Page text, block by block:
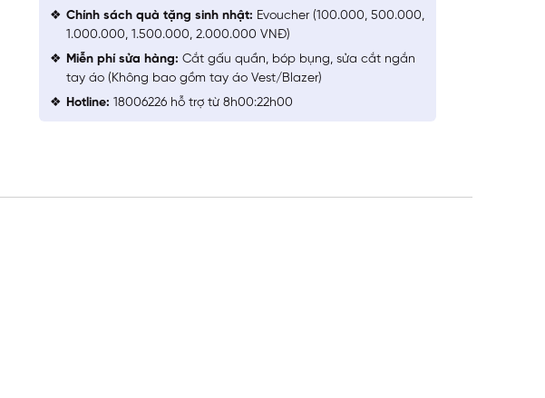
Chính sách quà tặng sinh nhật: Evoucher (100.000, 500.000,
1.000.000, 1.500.000, 2.000.000 VNĐ)
Miễn phí sửa hàng: Cắt gấu quần, bóp bụng, sửa cắt ngắn
tay áo (Không bao gồm tay áo Vest/Blazer)
Hotline: 18006226 hỗ trợ từ 8h00:22h00